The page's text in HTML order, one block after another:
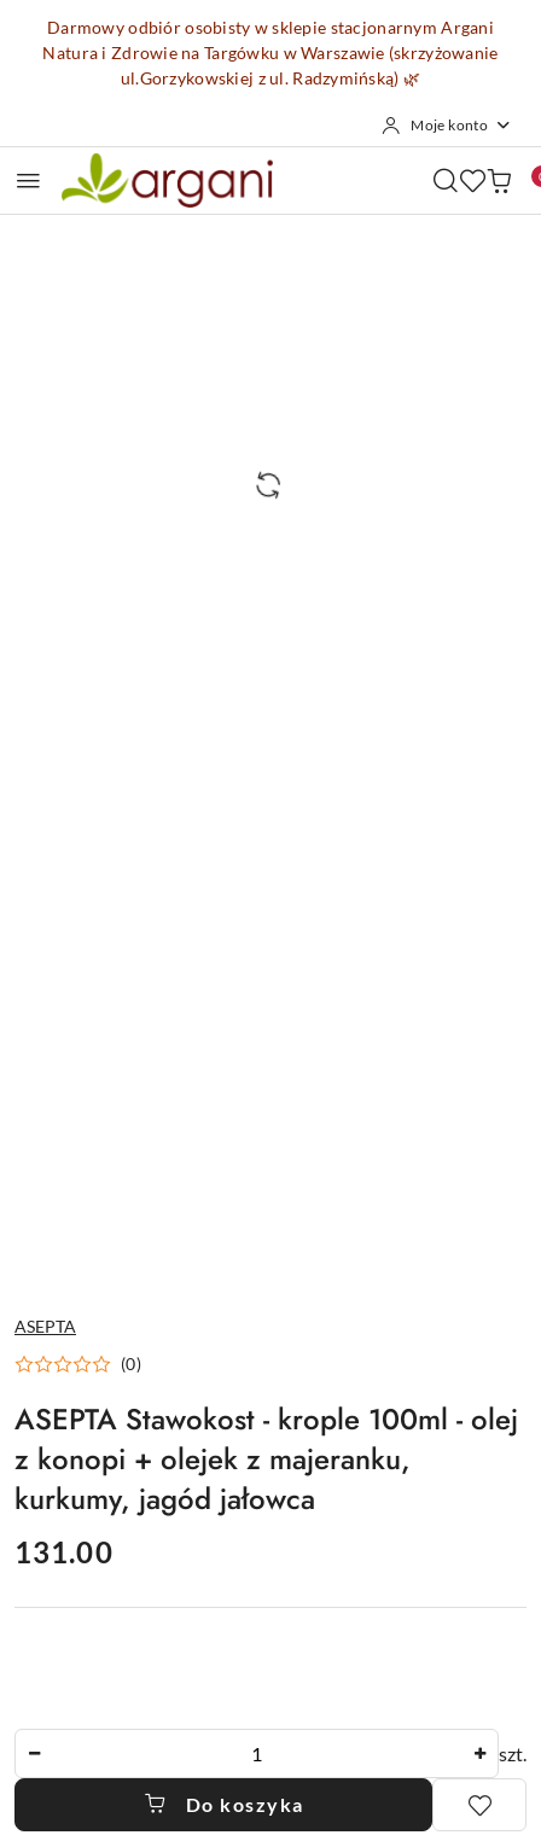
Przejdź do treści głównej
Przejdź do wyszukiwarki
Przejdź do moje konto
Przejdź do menu głównego
Przejdź do opisu produktu
Przejdź do stopki
Darmowy odbiór osobisty w sklepie stacjonarnym Argani
Natura i Zdrowie na Targówku w Warszawie (skrzyżowanie
ul.Gorzykowskiej z ul. Radzymińską) 🌿
Moje konto
NAZWA
PRODUCENTA:
ASEPTA
(0)
ASEPTA Stawokost - krople 100ml - olej
z konopi + olejek z majeranku,
kurkumy, jagód jałowca
cena:
131.00
szt.
Do koszyka